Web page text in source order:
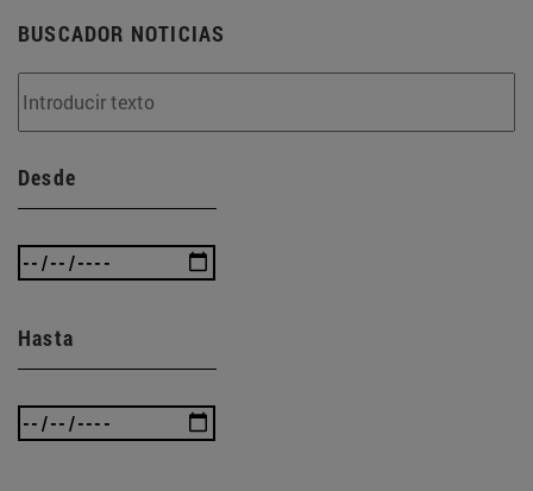
BUSCADOR NOTICIAS
Desde
Hasta